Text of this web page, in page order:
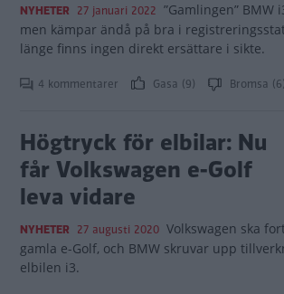
NYHETER 27 januari 2022 ”Gamlingen”
men kämpar ändå på bra i
länge finns ingen direkt ersättare i sikte.
4 kommentarer Gasa (9) Bromsa (6)
Högtryck för elbilar: Nu
får Volkswagen e-Golf
leva vidare
NYHETER 27 augusti 2020 Volkswagen ska
gamla e-Golf, och BMW skruvar upp
elbilen i3.